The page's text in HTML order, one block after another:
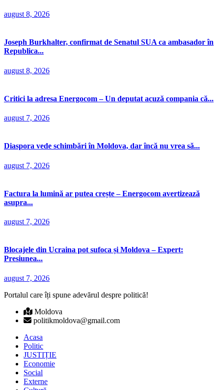
august 8, 2026
Joseph Burkhalter, confirmat de Senatul SUA ca ambasador în
Republica...
august 8, 2026
Critici la adresa Energocom – Un deputat acuză compania că...
august 7, 2026
Diaspora vede schimbări în Moldova, dar încă nu vrea să...
august 7, 2026
Factura la lumină ar putea crește – Energocom avertizează
asupra...
august 7, 2026
Blocajele din Ucraina pot sufoca și Moldova – Expert:
Presiunea...
august 7, 2026
Portalul care îți spune adevărul despre politică!
Moldova
politikmoldova@gmail.com
Acasa
Politic
JUSTIȚIE
Economie
Social
Externe